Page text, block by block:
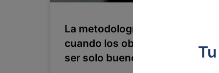
La metodología SMART:
cuando los objetivos dejan de
ser solo buenos deseos